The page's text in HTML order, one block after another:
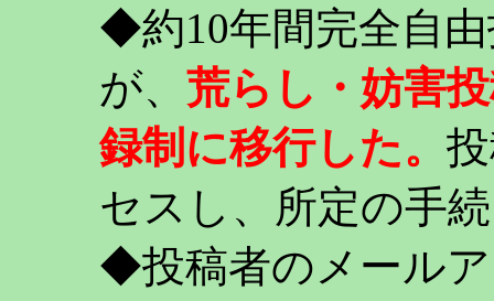
◆約10年間完全自
が、 荒らし・妨害
録制に移行した。
セスし、所定の手
◆投稿者のメール